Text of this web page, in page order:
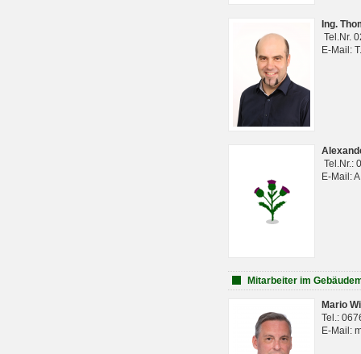
Ing.
Tel.Nr.
E-Mail:
Tel.Nr.:
E-Mail:
Mitarbeiter im
Mario
Tel.:
E-Mail: